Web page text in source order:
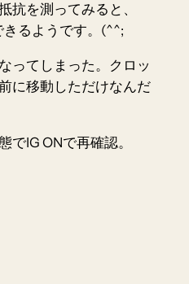
抗を測ってみると、
るようです。(^^;
ってしまった。クロッ
に移動しただけなんだ
でIG ONで再確認。